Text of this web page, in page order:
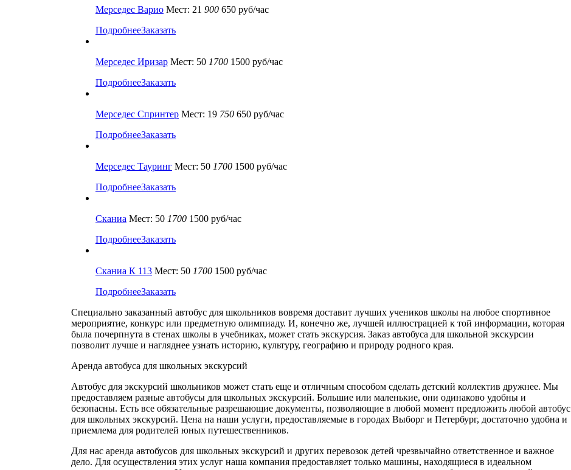
Мерседес Варио Мест: 21 900 650 руб/час
ПодробнееЗаказать
Мерседес Иризар Мест: 50 1700 1500 руб/час
ПодробнееЗаказать
Мерседес Спринтер Мест: 19 750 650 руб/час
ПодробнееЗаказать
Мерседес Тауринг Мест: 50 1700 1500 руб/час
ПодробнееЗаказать
Сканиа Мест: 50 1700 1500 руб/час
ПодробнееЗаказать
Сканиа К 113 Мест: 50 1700 1500 руб/час
ПодробнееЗаказать
Специально заказанный автобус для школьников вовремя доставит лучших учеников школы на любое спортивное
мероприятие, конкурс или предметную олимпиаду. И, конечно же, лучшей иллюстрацией к той информации, которая
была почерпнута в стенах школы в учебниках, может стать экскурсия. Заказ автобуса для школьной экскурсии
позволит лучше и нагляднее узнать историю, культуру, географию и природу родного края.
Аренда автобуса для школьных экскурсий
Автобус для экскурсий школьников может стать еще и отличным способом сделать детский коллектив дружнее. Мы
предоставляем разные автобусы для школьных экскурсий. Большие или маленькие, они одинаково удобны и
безопасны. Есть все обязательные разрешающие документы, позволяющие в любой момент предложить любой автобус
для школьных экскурсий. Цена на наши услуги, предоставляемые в городах Выборг и Петербург, достаточно удобна и
приемлема для родителей юных путешественников.
Для нас аренда автобусов для школьных экскурсий и других перевозок детей чрезвычайно ответственное и важное
дело. Для осуществления этих услуг наша компания предоставляет только машины, находящиеся в идеальном